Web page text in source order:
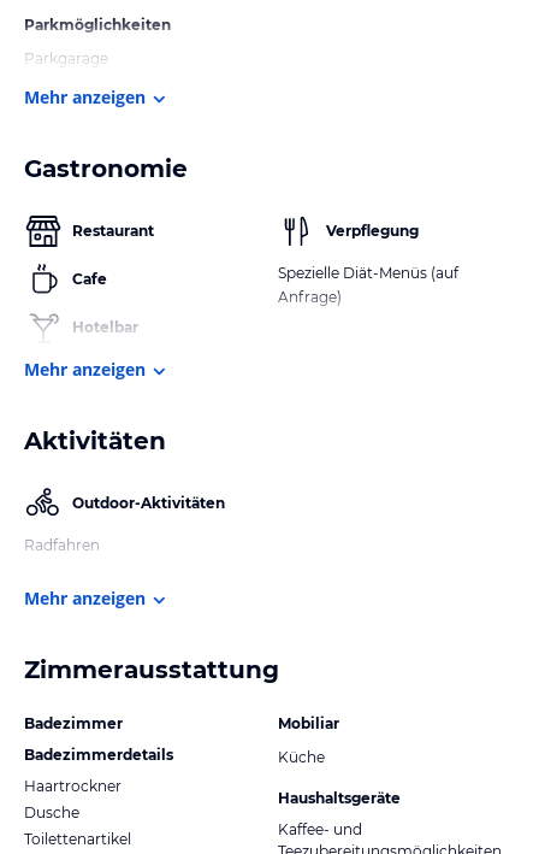
Parkmöglichkeiten
Parkgarage
Mehr anzeigen
Gastronomie
Restaurant
Cafe
Hotelbar
Verpflegung
Spezielle Diät-Menüs (auf
Anfrage)
Mehr anzeigen
Aktivitäten
Outdoor-Aktivitäten
Radfahren
Mehr anzeigen
Zimmerausstattung
Badezimmer
Badezimmerdetails
Haartrockner
Dusche
Toilettenartikel
Mobiliar
Küche
Haushaltsgeräte
Kaffee- und